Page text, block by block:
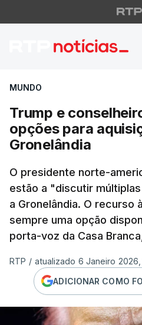
Trump e
MUNDO
Trump e
opções para
Gronelândia
O presidente norte-
estão a "discutir
a Gronelândia. O recurso
sempre uma opção
porta-voz da Casa
RTP / atualizado 6 Janeiro 2026,
ADICIONAR COMO